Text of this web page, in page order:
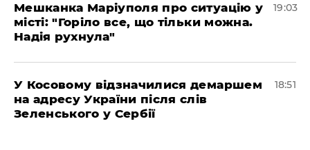
Мешканка Маріуполя про ситуацію у
місті: "Горіло все, що тільки можна.
Надія рухнула"
19:03
У Косовому відзначилися демаршем
на адресу України після слів
Зеленського у Сербії
18:51